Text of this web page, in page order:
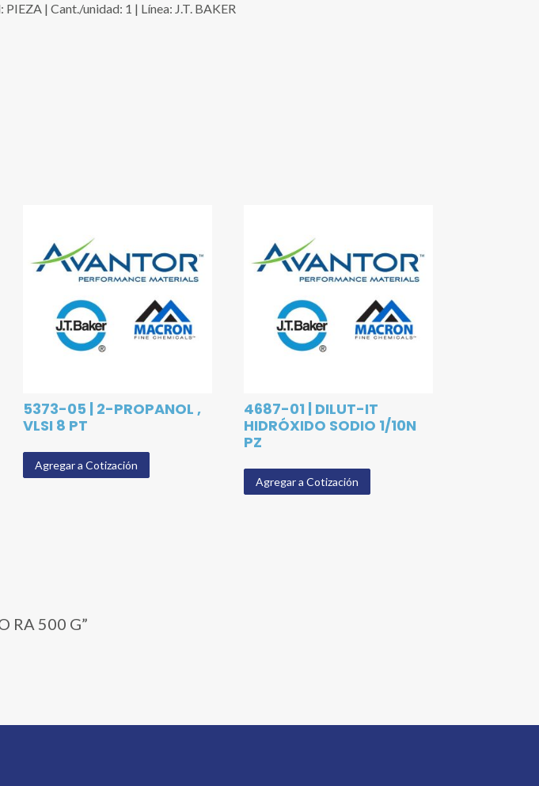
| Cant./unidad: 1 | Línea: J.T. BAKER
5373-05 | 2-PROPANOL ,
VLSI 8 PT
Agregar a Cotización
4687-01 | DILUT-IT
HIDRÓXIDO SODIO 1/10N
PZ
Agregar a Cotización
RA 500 G”